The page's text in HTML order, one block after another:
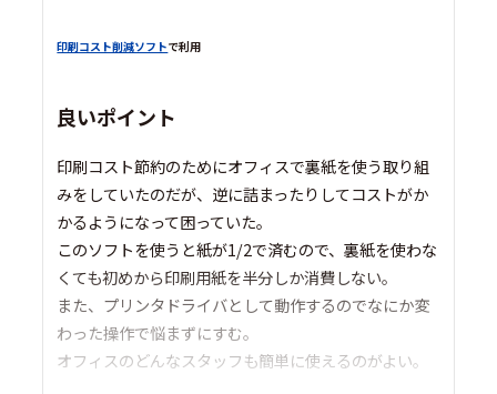
印刷コスト削減ソフトで利用
良いポイント
印刷コスト節約のためにオフィスで裏紙を使う取り組
みをしていたのだが、逆に詰まったりしてコストがか
かるようになって困っていた。
このソフトを使うと紙が1/2で済むので、裏紙を使わな
くても初めから印刷用紙を半分しか消費しない。
また、プリンタドライバとして動作するのでなにか変
わった操作で悩まずにすむ。
オフィスのどんなスタッフも簡単に使えるのがよい。